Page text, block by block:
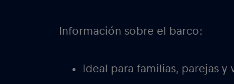
Información sobre el barco:
Ideal para familias, parejas y